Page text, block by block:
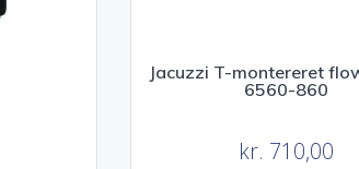
Jacuzzi T-montereret
6560-860
kr. 710,00